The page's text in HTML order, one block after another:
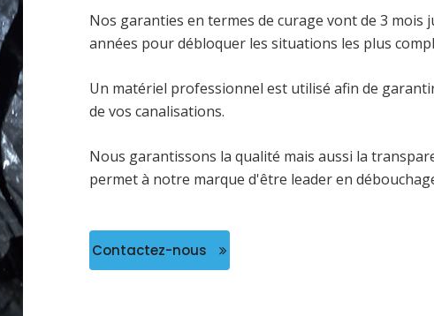
Nos garanties en termes de curage vont de 3 mois
années pour débloquer les situations les plus
Un matériel professionnel est utilisé afin de
de vos canalisations.
Nous garantissons la qualité mais aussi la
permet à notre marque d'être leader en
Contactez-nous